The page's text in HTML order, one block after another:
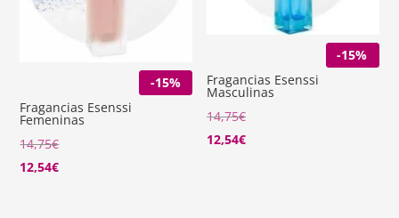
-15%
Fragancias Esenssi
Femeninas
14,75€
12,54€
-15%
Fragancias Esenssi
Masculinas
14,75€
12,54€